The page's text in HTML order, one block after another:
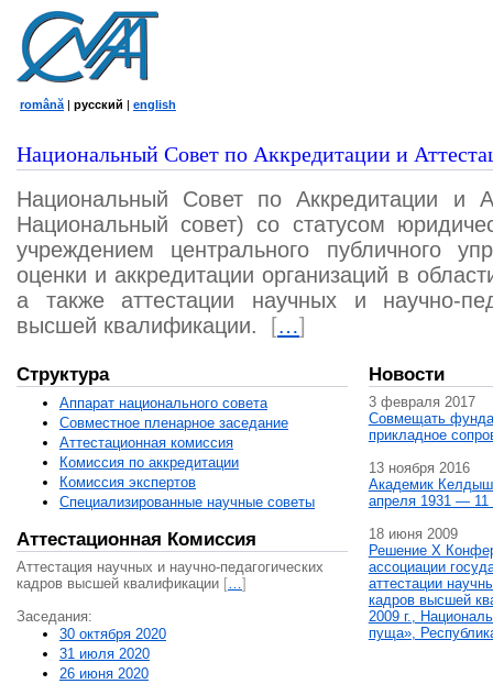
română | русский | english
Национальный Совет по Аккредитации и
Национальный Совет по Аккредитации и
Национальный совет) со статусом
учреждением центрального публичного
оценки и аккредитации организаций в
а также аттестации научных и научно-
высшей квалификации.
[…]
Структура
Аппарат национального совета
Совместное пленарное заседание
Аттестационная комисcия
Комиссия по аккредитации
Комиссия экспертов
Специализированные научные советы
Аттестационная Комиссия
Аттестация научных и научно-педагогических
кадров высшей квалификации […]
Заседания:
30 октября 2020
31 июля 2020
26 июня 2020
Новости
3 февраля 2017
Совмещать
прикладное
13 ноября 2016
Академик
апреля 1931 — 11
18 июня 2009
Решение X
ассоциации
аттестации
кадров высшей
2009 г.,
пуща»,